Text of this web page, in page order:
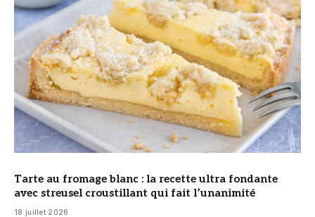
Tarte au fromage blanc : la recette ultra fondante
avec streusel croustillant qui fait l’unanimité
18 juillet 2026